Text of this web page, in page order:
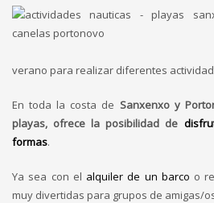
verano para realizar diferentes
En toda la costa de Sanxenxo y
playas, ofrece la posibilidad de
formas.
Ya sea con el alquiler de un barco o
muy divertidas para grupos de amigas/